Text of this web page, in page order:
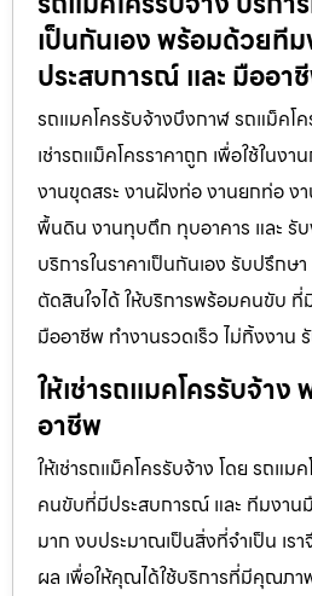
เป็นกันเอง พร้อมด้วยที
ประสบการณ์ และ มืออา
รถแมคโครรับจ้างบึงกาฬ รถแม็คโค
เช่ารถแม็คโครราคาถูก เพื่อใช้ในง
งานขุดสระ งานฝังท่อ งานยกท่อ ง
พื้นดิน งานทุบตึก ทุบอาคาร และ รั
บริการในราคาเป็นกันเอง รับปรึกษ
ตัดสินใจได้ ให้บริการพร้อมคนขับ
มืออาชีพ ทำงานรวดเร็ว ไม่ทิ้งงาน
ให้เช่ารถแมคโครรับจ้า
อาชีพ
ให้เช่ารถแม็คโครรับจ้าง โดย รถแ
คนขับที่มีประสบการณ์ และ ทีมงาน
มาก งบประมาณเป็นสิ่งที่จำเป็น เร
ผล เพื่อให้คุณได้ใช้บริการที่มีคุณภา